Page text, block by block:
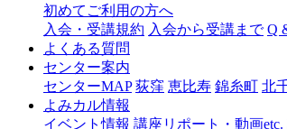
ャ
錦
糸
初めてご利用の方へ
入会・受講規約 入会から受講まで Q
よくある質問
センター案内
センターMAP 荻窪 恵比寿 錦糸町 北
よみカル情報
イベント情報 講座リポート・動画etc.